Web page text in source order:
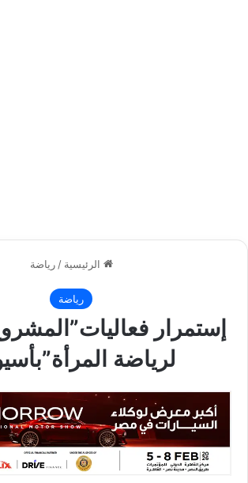
الرئيسية / رياضة
رياضة
إستمرار
لرياضة